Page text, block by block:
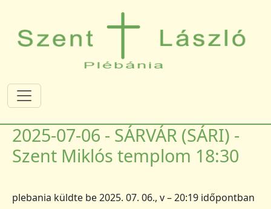
2025-07-06 - SÁRVÁR (SÁRI) -
Szent Miklós templom 18:30
plebania küldte be2025. 07. 06., v – 20:19 időpontban